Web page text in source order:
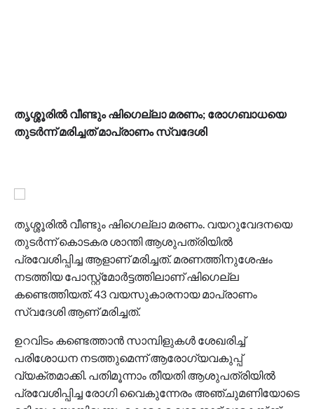
തൃശ്ശൂരിൽ വീണ്ടും ഷിഗെല്ലാ മരണം; രോ​​ഗബാധയെ
തുടർന്ന് മരിച്ചത് മാപ്രാണം സ്വദേശി
തൃശ്ശൂരിൽ വീണ്ടും ഷിഗെല്ലാ മരണം. വയറുവേദനയെ
തുടർന്ന് കൊടകര ശാന്തി ആശുപത്രിയിൽ
പ്രവേശിപ്പിച്ച ആളാണ് മരിച്ചത്. മരണത്തിനുശേഷം
നടത്തിയ പോസ്റ്റ്മോർട്ടത്തിലാണ് ഷിഗെല്ല
കണ്ടെത്തിയത്. 43 വയസുകാരനായ മാപ്രാണം
സ്വദേശി ആണ് മരിച്ചത്.
ഉറവിടം കണ്ടെത്താൻ സാമ്പിളുകൾ ശേഖരിച്ച്
പരിശോധന നടത്തുമെന്ന് ആരോ​ഗ്യവകുപ്പ്
വ്യക്തമാക്കി. പതിമൂന്നാം തീയതി ആശുപത്രിയിൽ
പ്രവേശിപ്പിച്ച രോഗി വൈകുന്നേരം അഞ്ചുമണിയോടെ